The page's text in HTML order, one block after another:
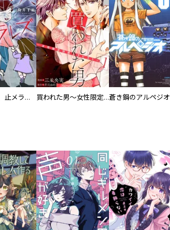
満タサレズ、止メラレズ 買われた男～女性限定快感セラピスト～【描き下ろしおまけ付き特装版】蒼き鋼のアルペジオ